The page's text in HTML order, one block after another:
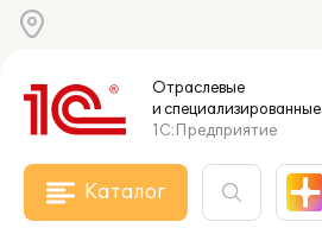
Отраслевые
и специализированные
1С:Предприятие
Каталог